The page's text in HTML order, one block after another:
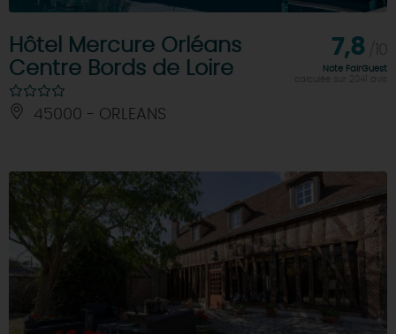
Hôtel Mercure Orléans
Centre Bords de Loire
45000 - ORLEANS
7,8
Note FairGuest